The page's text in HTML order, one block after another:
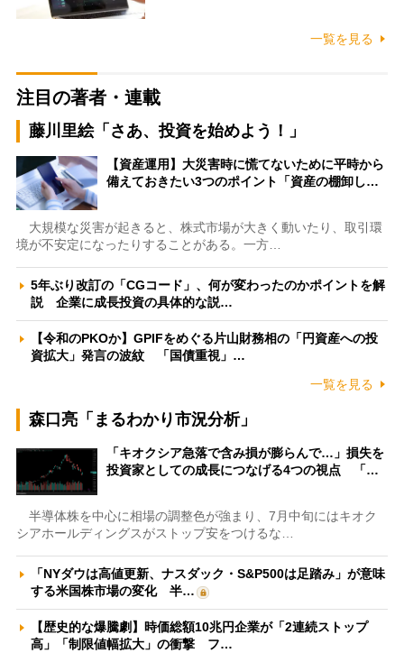
一覧を見る
注目の著者・連載
藤川里絵「さあ、投資を始めよう！」
【資産運用】大災害時に慌てないために平時から
備えておきたい3つのポイント「資産の棚卸し…
大規模な災害が起きると、株式市場が大きく動いたり、取引環
境が不安定になったりすることがある。一方…
5年ぶり改訂の「CGコード」、何が変わったのかポイントを解
説 企業に成長投資の具体的な説…
【令和のPKOか】GPIFをめぐる片山財務相の「円資産への投
資拡大」発言の波紋 「国債重視」…
一覧を見る
森口亮「まるわかり市況分析」
「キオクシア急落で含み損が膨らんで…」損失を
投資家としての成長につなげる4つの視点 「…
半導体株を中心に相場の調整色が強まり、7月中旬にはキオク
シアホールディングスがストップ安をつけるな…
「NYダウは高値更新、ナスダック・S&P500は足踏み」が意味
する米国株市場の変化 半…
【歴史的な爆騰劇】時価総額10兆円企業が「2連続ストップ
高」「制限値幅拡大」の衝撃 フ…